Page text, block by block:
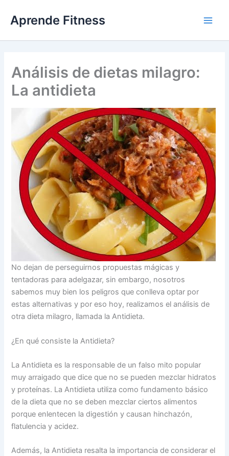
contenido
Aprende Fitness
Análisis de dietas milagro:
La antidieta
No dejan de perseguirnos propuestas mágicas y
tentadoras para adelgazar, sin embargo, nosotros
sabemos muy bien los peligros que conlleva optar por
estas alternativas y por eso hoy, realizamos el análisis de
otra dieta milagro, llamada la Antidieta.
¿En qué consiste la Antidieta?
La Antidieta es la responsable de un falso mito popular
muy arraigado que dice que no se pueden mezclar hidratos
y proteínas. La Antidieta utiliza como fundamento básico
de la dieta que no se deben mezclar ciertos alimentos
porque enlentecen la digestión y causan hinchazón,
flatulencia y acidez.
Además, la Antidieta resalta la importancia de considerar el